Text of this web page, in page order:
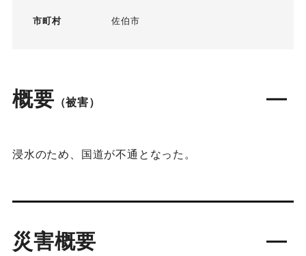
市町村 佐伯市
概要 （被害）
浸水のため、国道が不通となった。
災害概要